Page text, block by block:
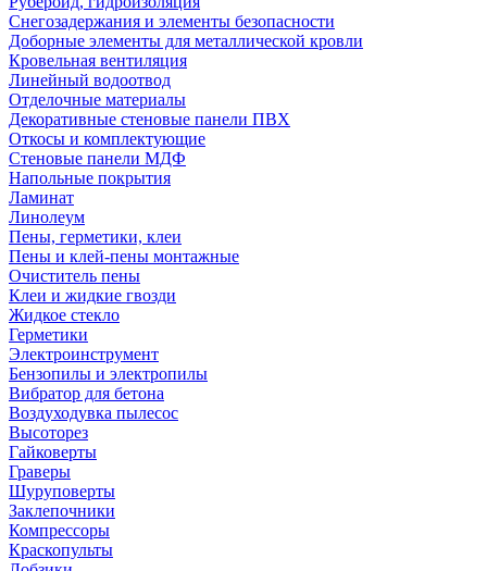
Снегозадержания и элементы безопасности
Доборные элементы для металлической кровли
Кровельная вентиляция
Линейный водоотвод
Отделочные материалы
Декоративные стеновые панели ПВХ
Откосы и комплектующие
Стеновые панели МДФ
Напольные покрытия
Ламинат
Линолеум
Пены, герметики, клеи
Пены и клей-пены монтажные
Очиститель пены
Клеи и жидкие гвозди
Жидкое стекло
Герметики
Электроинструмент
Бензопилы и электропилы
Вибратор для бетона
Воздуходувка пылесос
Высоторез
Гайковерты
Граверы
Шуруповерты
Заклепочники
Компрессоры
Краскопульты